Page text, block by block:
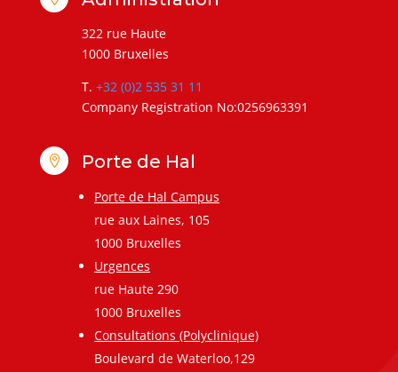
322 rue Haute
1000 Bruxelles
T. +32 (0)2 535 31 11
Company Registration No:0256963391
 Porte de Hal
Porte de Hal Campus
rue aux Laines, 105
1000 Bruxelles
Urgences
rue Haute 290
1000 Bruxelles
Consultations (Polyclinique)
Boulevard de Waterloo,129